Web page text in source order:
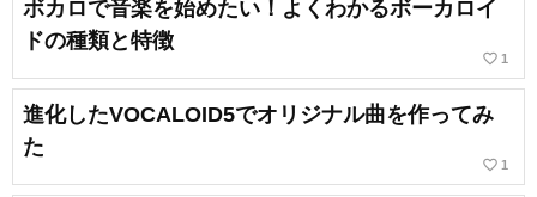
ボカロで音楽を始めたい！よくわかるボーカロイ
ドの種類と特徴
favorite_border 1
進化したVOCALOID5でオリジナル曲を作ってみ
た
favorite_border 1